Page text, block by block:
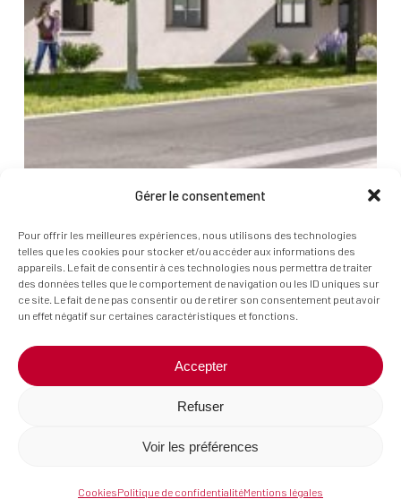
Gérer le consentement
Pour offrir les meilleures expériences, nous utilisons des technologies
telles que les cookies pour stocker et/ou accéder aux informations des
appareils. Le fait de consentir à ces technologies nous permettra de traiter
des données telles que le comportement de navigation ou les ID uniques sur
ce site. Le fait de ne pas consentir ou de retirer son consentement peut avoir
un effet négatif sur certaines caractéristiques et fonctions.
Accepter
Refuser
Voir les préférences
CookiesPolitique de confidentialitéMentions légales
Pôle
Santé
Romagnat
–
Romagnat
Pôle Santé de Romagnat – Romagnat